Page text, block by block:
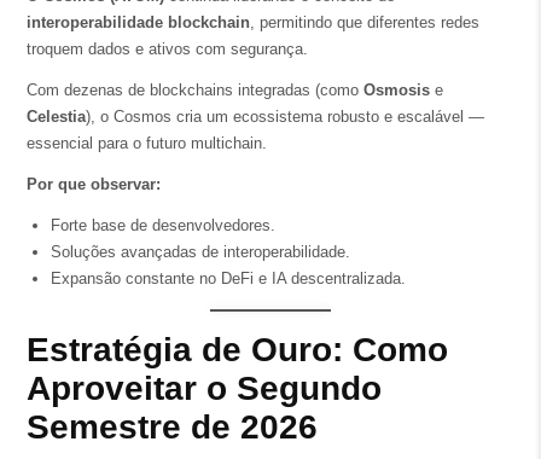
interoperabilidade blockchain, permitindo que diferentes redes
troquem dados e ativos com segurança.
Com dezenas de blockchains integradas (como Osmosise
Celestia), o Cosmos cria um ecossistema robusto e escalável —
essencial para o futuro multichain.
Por que observar:
Forte base de desenvolvedores.
Soluções avançadas de interoperabilidade.
Expansão constante no DeFi e IA descentralizada.
Estratégia de Ouro: Como
Aproveitar o Segundo
Semestre de 2026